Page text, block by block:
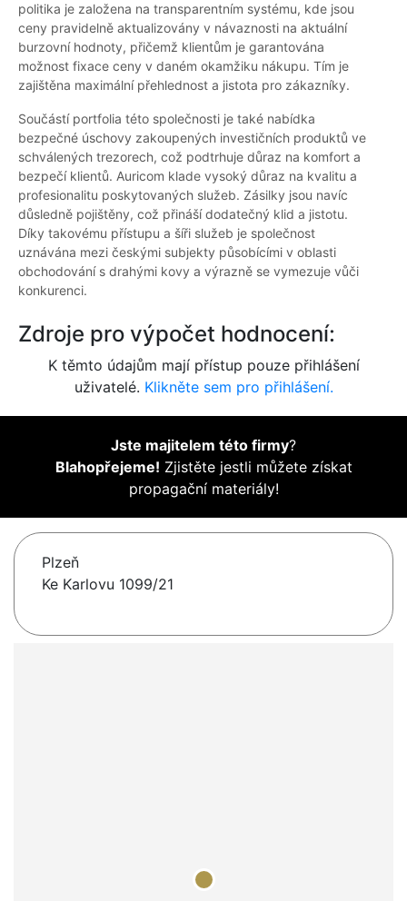
politika je založena na transparentním systému, kde jsou
ceny pravidelně aktualizovány v návaznosti na aktuální
burzovní hodnoty, přičemž klientům je garantována
možnost fixace ceny v daném okamžiku nákupu. Tím je
zajištěna maximální přehlednost a jistota pro zákazníky.
Součástí portfolia této společnosti je také nabídka
bezpečné úschovy zakoupených investičních produktů ve
schválených trezorech, což podtrhuje důraz na komfort a
bezpečí klientů. Auricom klade vysoký důraz na kvalitu a
profesionalitu poskytovaných služeb. Zásilky jsou navíc
důsledně pojištěny, což přináší dodatečný klid a jistotu.
Díky takovému přístupu a šíři služeb je společnost
uznávána mezi českými subjekty působícími v oblasti
obchodování s drahými kovy a výrazně se vymezuje vůči
konkurenci.
Zdroje pro výpočet hodnocení:
K těmto údajům mají přístup pouze přihlášení
uživatelé. Klikněte sem pro přihlášení.
Jste majitelem této firmy?
Blahopřejeme! Zjistěte jestli můžete získat
propagační materiály!
Plzeň
Ke Karlovu 1099/21